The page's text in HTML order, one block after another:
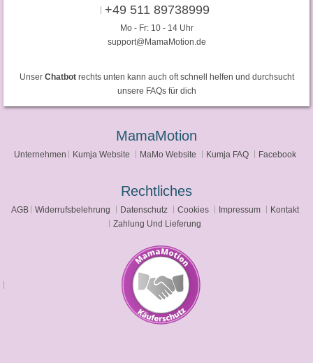
+49 511 89738999
Mo - Fr: 10 - 14 Uhr
support@MamaMotion.de
Unser Chatbotrechts unten kann auch oft schnell helfen und durchsucht
unsere FAQs für dich
MamaMotion
Unternehmen Kumja Website MaMo Website Kumja FAQ Facebook
Rechtliches
AGB Widerrufsbelehrung Datenschutz Cookies Impressum
Kontakt
Zahlung Und Lieferung